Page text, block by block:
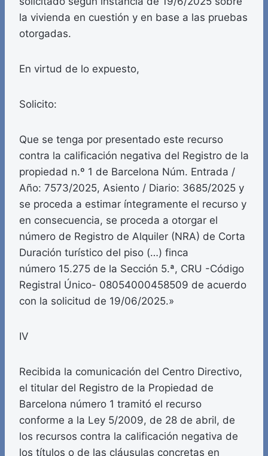
la vivienda en cuestión y en base a las pruebas
otorgadas.
En virtud de lo expuesto,
Solicito:
Que se tenga por presentado este recurso
contra la calificación negativa del Registro de la
propiedad n.º 1 de Barcelona Núm. Entrada /
Año: 7573/2025, Asiento / Diario: 3685/2025 y
se proceda a estimar íntegramente el recurso y
en consecuencia, se proceda a otorgar el
número de Registro de Alquiler (NRA) de Corta
Duración turístico del piso (…) finca
número 15.275 de la Sección 5.ª, CRU -Código
Registral Único- 08054000458509 de acuerdo
con la solicitud de 19/06/2025.»
IV
Recibida la comunicación del Centro Directivo,
el titular del Registro de la Propiedad de
Barcelona número 1 tramitó el recurso
conforme a la Ley 5/2009, de 28 de abril, de
los recursos contra la calificación negativa de
los títulos o de las cláusulas concretas en